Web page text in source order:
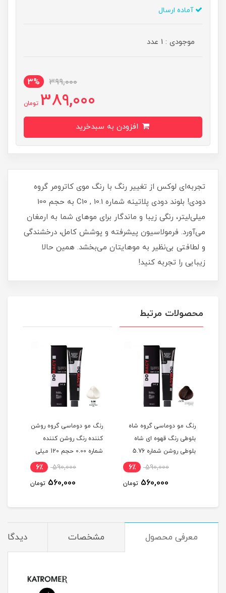
آماده ارسال
موجودی : 1 عدد
399,000
3%
389,000 تومان
تجربه‌ای لوکس از تغییر رنگ با رنگ موی کاترومر گروه
دودی! بلوند دودی پلاتینه شماره C10 , 10.1 به حجم 100
میلی‌لیتر، رنگی زیبا و ماندگار برای موهای شما به ارمغان
می‌آورد. فرمولاسیون پیشرفته و پوشش کامل، درخشندگی
و لطافتی بی‌نظیر به موهایتان می‌بخشد. همین حالا
زیبایی را تجربه کنید!
محصولات مرتبط
رنگ مو دوماسی گروه شاه
بلوطی رنگ قهوه ای شاه
بلوطی روشن شماره 5.76
590,000 6٪
560,000 تومان
رنگ مو دوماسی گروه روشن
کننده رنگ روشن کننده
شماره 0.00 حجم 120 میلی
590,000 6٪
560,000 تومان
معرفی محصول مشخصات